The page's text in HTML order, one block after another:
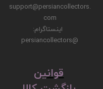
support@persiancollectors.
com
اینستاگرام:
@persiancollectors
ق​​​​​​​وانین